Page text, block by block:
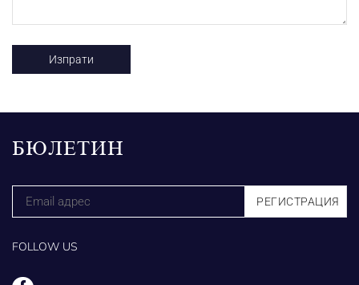
БЮЛЕТИН
FOLLOW US